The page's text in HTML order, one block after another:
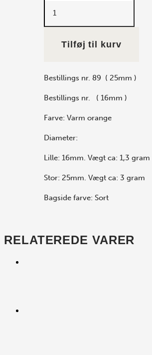
Tilføj til kurv
Bestillings nr. 89 ( 25mm )
Bestillings nr. ( 16mm )
Farve: Varm orange
Diameter:
Lille: 16mm. Vægt ca: 1,3 gram
Stor: 25mm. Vægt ca: 3 gram
Bagside farve: Sort
RELATEREDE VARER